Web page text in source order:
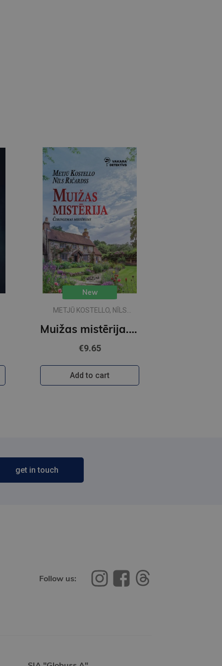
New
METJŪ KOSTELLO, NĪLS
Muižas mistērija. Vakara detektīvs
€9.65
Add to cart
get in touch
Follow us: